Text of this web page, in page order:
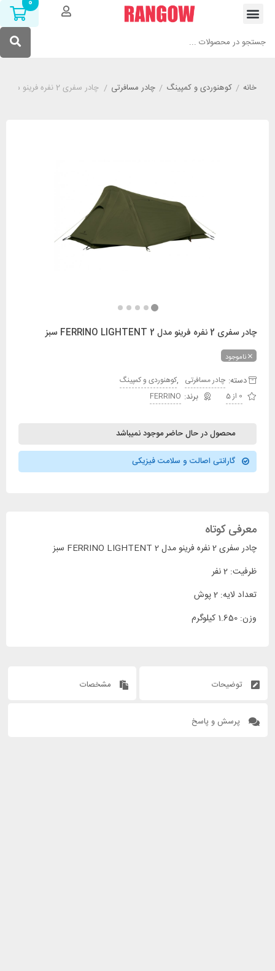
خانه/ کوهنوردی و کمپینگ/ چادر مسافرتی/ چادر سفری 2 نفره فرینو مدل FERRINO LIGHTENT 2 سبز
چادر سفری 2 نفره فرینو مدل FERRINO LIGHTENT 2 سبز
ناموجود
دسته: چادر مسافرتی
کوهنوردی و کمپینگ
0 از 5
FERRINO
محصول در حال حاضر موجود نمیباشد
گارانتی اصالت و سلامت فیزیکی
معرفی کوتاه
چادر سفری 2 نفره فرینو مدل FERRINO LIGHTENT 2 سبز
ظرفیت: 2 نفر
تعداد لایه: 2 پوش
وزن: 1.650 کیلوگرم
توضیحات مشخصات
پرسش و پاسخ